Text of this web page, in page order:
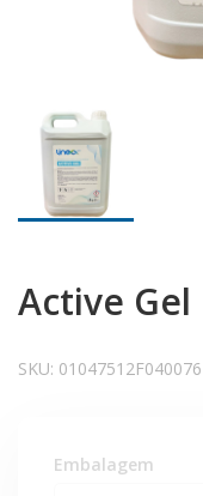
Active Gel
SKU: 01047512F040076
Embalagem